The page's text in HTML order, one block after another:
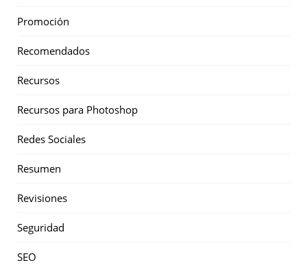
Promoción
Recomendados
Recursos
Recursos para Photoshop
Redes Sociales
Resumen
Revisiones
Seguridad
SEO